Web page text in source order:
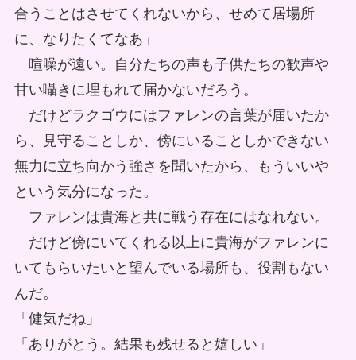
合うことはさせてくれないから、せめて居場所
に、なりたくてなあ」
喧噪が遠い。自分たちの声も子供たちの歓声や
甘い囁きに埋もれて届かないだろう。
だけどラクゴウにはファレンの言葉が届いたか
ら、見守ることしか、傍にいることしかできない
無力に立ち向かう強さを聞いたから、もういいや
という気分になった。
ファレンは貴海と共に戦う存在にはなれない。
だけど傍にいてくれる以上に貴海がファレンに
いてもらいたいと望んでいる場所も、役割もない
んだ。
「健気だね」
「ありがとう。結果も残せると嬉しい」